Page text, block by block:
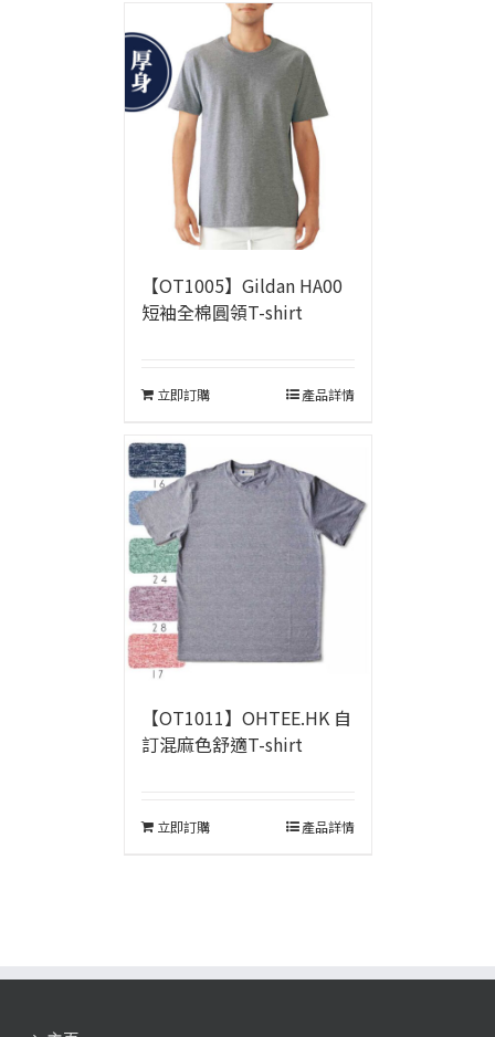
【OT1005】Gildan HA00
短袖全棉圓領T-shirt
立即訂購 產品詳情
【OT1011】OHTEE.HK 自
訂混麻色舒適T-shirt
立即訂購 產品詳情